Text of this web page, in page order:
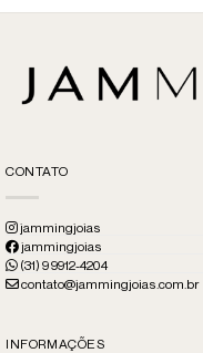
CONTATO
jammingjoias
jammingjoias
(31) 9 9912-4204
contato@jammingjoias.com.br
INFORMAÇÕES